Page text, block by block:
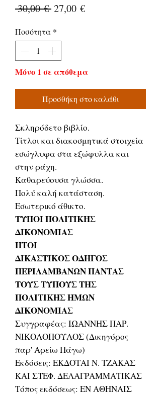
30,00 € Κανονική
27,00 €Τιμή
Ποσότητα *
Μόνο 1 σε απόθεμα
Προσθήκη στο καλάθι
Σκληρόδετο βιβλίο.
Τίτλοι και διακοσμητικά στοιχεία
εσώγλυφα στα εξώφυλλα και
στην ράχη.
Καθαρεύουσα γλώσσα.
Πολύ καλή κατάσταση.
Εσωτερικό άθικτο.
ΤΥΠΟΙ ΠΟΛΙΤΙΚΗΣ
ΔΙΚΟΝΟΜΙΑΣ
ΗΤΟΙ
ΔΙΚΑΣΤΙΚΟΣ ΟΔΗΓΟΣ
ΠΕΡΙΛΑΜΒΑΝΩΝ ΠΑΝΤΑΣ
ΤΟΥΣ ΤΥΠΟΥΣ ΤΗΣ
ΠΟΛΙΤΙΚΗΣ ΗΜΩΝ
ΔΙΚΟΝΟΜΙΑΣ
Συγγραφέας: ΙΩΑΝΝΗΣ ΠΑΡ.
ΝΙΚΟΛΟΠΟΥΛΟΣ (Δικηγόρος
παρ' Αρείω Πάγω)
Εκδόσεις: ΕΚΔΟΤΑΙ Ν. ΤΖΑΚΑΣ
ΚΑΙ ΣΤΕΦ. ΔΕΛΑΓΡΑΜΜΑΤΙΚΑΣ
Τόπος εκδόσεως: ΕΝ ΑΘΗΝΑΙΣ